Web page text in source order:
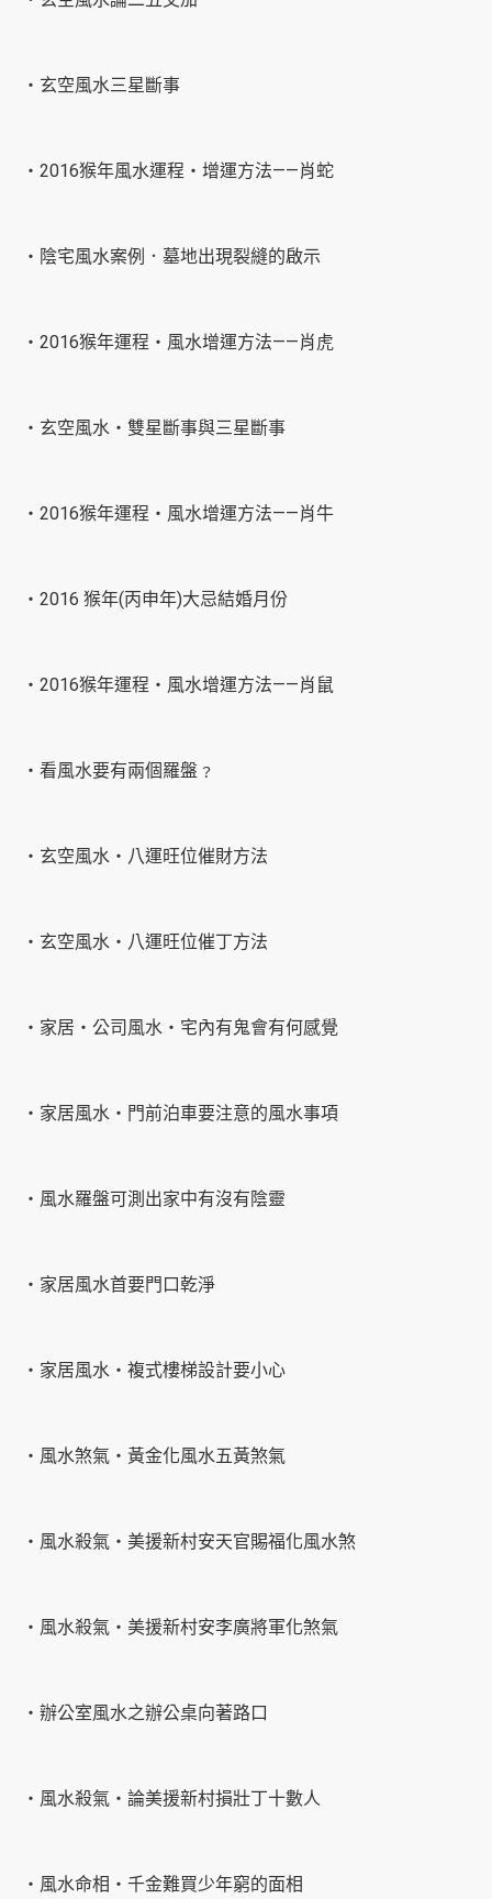
‧玄空風水三星斷事
‧2016猴年風水運程‧增運方法——肖蛇
‧陰宅風水案例．墓地出現裂縫的啟示
‧2016猴年運程‧風水增運方法——肖虎
‧玄空風水‧雙星斷事與三星斷事
‧2016猴年運程‧風水增運方法——肖牛
‧2016 猴年(丙申年)大忌結婚月份
‧2016猴年運程‧風水增運方法——肖鼠
‧看風水要有兩個羅盤﹖
‧玄空風水‧八運旺位催財方法
‧玄空風水‧八運旺位催丁方法
‧家居‧公司風水‧宅內有鬼會有何感覺
‧家居風水‧門前泊車要注意的風水事項
‧風水羅盤可測出家中有沒有陰靈
‧家居風水首要門口乾淨
‧家居風水‧複式樓梯設計要小心
‧風水煞氣‧黃金化風水五黃煞氣
‧風水殺氣‧美援新村安天官賜福化風水煞
‧風水殺氣‧美援新村安李廣將軍化煞氣
‧辦公室風水之辦公桌向著路口
‧風水殺氣‧論美援新村損壯丁十數人
‧風水命相‧千金難買少年窮的面相